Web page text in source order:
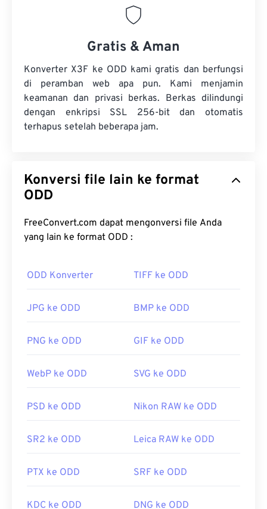
Gratis & Aman
Konverter X3F ke ODD kami gratis dan berfungsi
di peramban web apa pun. Kami menjamin
keamanan dan privasi berkas. Berkas dilindungi
dengan enkripsi SSL 256-bit dan otomatis
terhapus setelah beberapa jam.
Konversi file lain ke format
ODD
FreeConvert.com dapat mengonversi file Anda
yang lain ke format ODD :
ODD Konverter TIFF ke ODD
JPG ke ODD BMP ke ODD
PNG ke ODD GIF ke ODD
WebP ke ODD SVG ke ODD
PSD ke ODD Nikon RAW ke ODD
SR2 ke ODD Leica RAW ke ODD
PTX ke ODD SRF ke ODD
KDC ke ODD DNG ke ODD